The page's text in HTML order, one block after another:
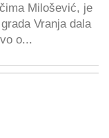
Milošević, je
Vranja dala
o...